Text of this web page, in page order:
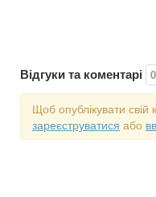
Відгуки та коментарі 0
Щоб опублікувати
зареєструватися або